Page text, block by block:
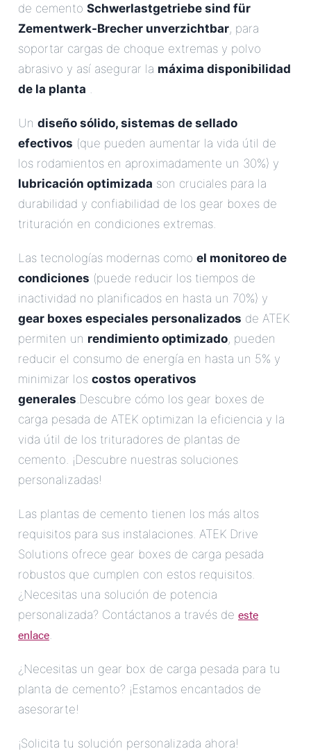
de cemento Schwerlastgetriebe sind für
Zementwerk-Brecher unverzichtbar, para
soportar cargas de choque extremas y polvo
abrasivo y así asegurar la máxima disponibilidad
de la planta .
Un diseño sólido, sistemas de sellado
efectivos (que pueden aumentar la vida útil de
los rodamientos en aproximadamente un 30%) y
lubricación optimizada son cruciales para la
durabilidad y confiabilidad de los gear boxes de
trituración en condiciones extremas.
Las tecnologías modernas como el monitoreo de
condiciones (puede reducir los tiempos de
inactividad no planificados en hasta un 70%) y
gear boxes especiales personalizados de ATEK
permiten un rendimiento optimizado, pueden
reducir el consumo de energía en hasta un 5% y
minimizar los costos operativos
generales.Descubre cómo los gear boxes de
carga pesada de ATEK optimizan la eficiencia y la
vida útil de los trituradores de plantas de
cemento. ¡Descubre nuestras soluciones
personalizadas!
Las plantas de cemento tienen los más altos
requisitos para sus instalaciones. ATEK Drive
Solutions ofrece gear boxes de carga pesada
robustos que cumplen con estos requisitos.
¿Necesitas una solución de potencia
personalizada? Contáctanos a través de este
enlace.
¿Necesitas un gear box de carga pesada para tu
planta de cemento? ¡Estamos encantados de
asesorarte!
¡Solicita tu solución personalizada ahora!